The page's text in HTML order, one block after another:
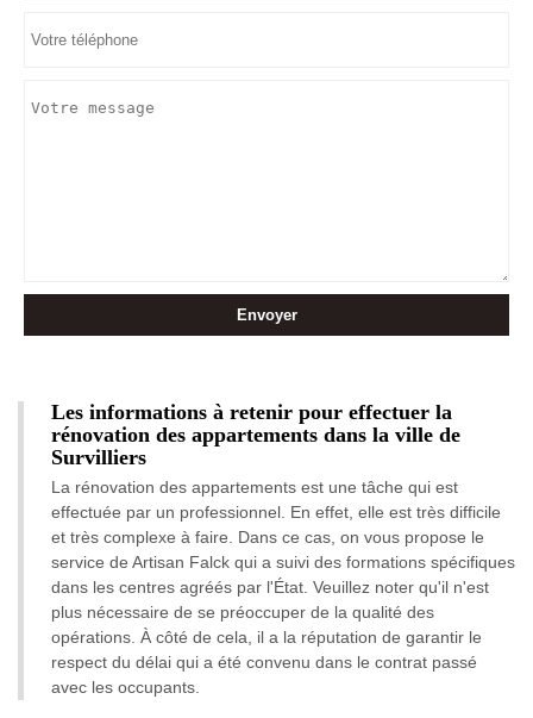
Les informations à retenir pour effectuer la
rénovation des appartements dans la ville de
Survilliers
La rénovation des appartements est une tâche qui est
effectuée par un professionnel. En effet, elle est très difficile
et très complexe à faire. Dans ce cas, on vous propose le
service de Artisan Falck qui a suivi des formations spécifiques
dans les centres agréés par l'État. Veuillez noter qu'il n'est
plus nécessaire de se préoccuper de la qualité des
opérations. À côté de cela, il a la réputation de garantir le
respect du délai qui a été convenu dans le contrat passé
avec les occupants.